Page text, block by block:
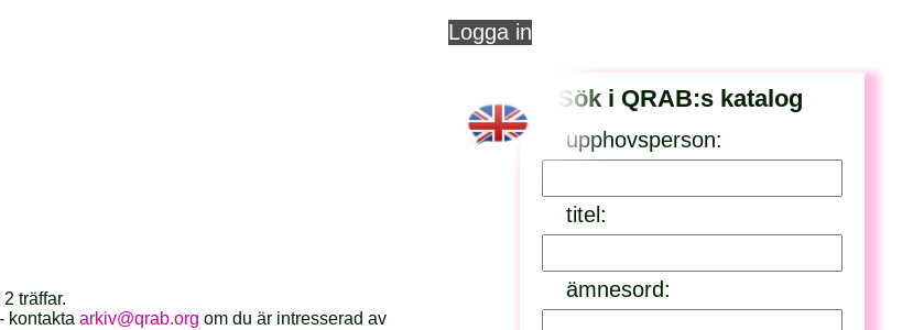
Logga in
Sök i QRAB:s katalog
upphovsperson:
titel:
ämnesord:
träffar.
kontaktaarkiv@qrab.org om du är intresserad av